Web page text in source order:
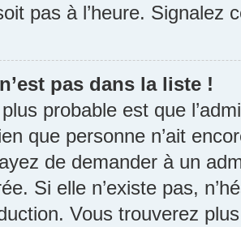
pas à l’heure. Signalez
pas dans la liste !
probable est que
que personne n’ait
de demander à un
Si elle n’existe pas,
Vous trouverez